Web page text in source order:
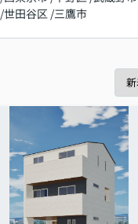
/世田谷区 /三鷹市